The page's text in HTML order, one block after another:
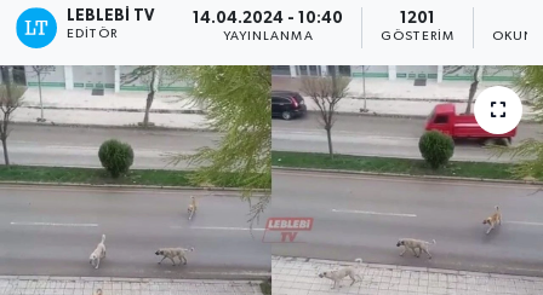
LEBLEBI TV
EDITÖR
14.04.2024 - 10:40
YAYINLANMA
1201
GÖSTERIM